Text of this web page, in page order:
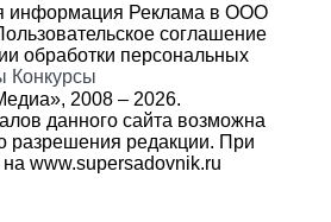
информация Реклама в ООО
соглашение
обработки персональных
Конкурсы
2008 – 2026.
данного сайта возможна
разрешения редакции. При
www.supersadovnik.ru